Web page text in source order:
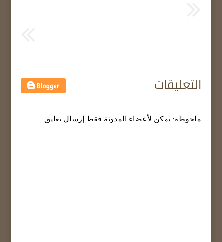
التعليقات
ملحوظة: يمكن لأعضاء المدونة فقط إرسال تعليق.